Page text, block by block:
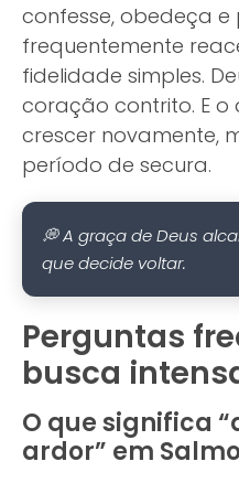
confesse, obedeça e
frequentemente
fidelidade simples.
coração contrito. E o
crescer novamente,
período de secura.
💭 A graça de Deus
que decide voltar.
Perguntas
busca
O que significa
ardor” em Salmo